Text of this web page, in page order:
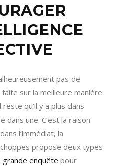
pas de
sur la meilleure manière
qu’il y a plus dans
dans une. C’est la raison
l’immédiat, la
propose deux types
grande enquête pour